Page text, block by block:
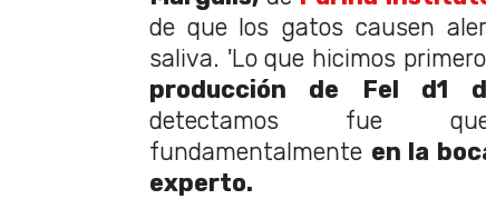
de que los gatos causen
saliva. 'Lo que hicimos
producción de Fel d1
detectamos fue
fundamentalmente en la
experto.